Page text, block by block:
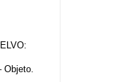
Objeto.